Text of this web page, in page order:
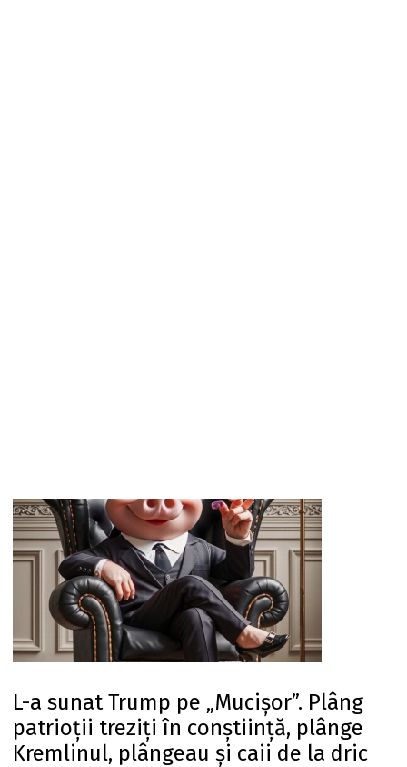
L-a sunat Trump pe „Mucișor”. Plâng
patrioții treziți în conștiință, plânge
Kremlinul, plângeau și caii de la dric